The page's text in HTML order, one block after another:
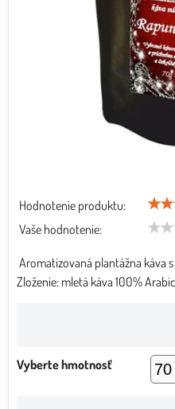
Hodnotenie produktu:
Vaše hodnotenie:
Aromatizovaná plantážna káva
Zloženie: mletá káva 100%
Vyberte hmotnosť